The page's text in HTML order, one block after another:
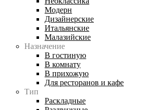
Модерн
Дизайнерские
Итальянские
Малазийские
Назначение
В гостиную
В комнату
В прихожую
Для ресторанов и кафе
Тип
Раскладные